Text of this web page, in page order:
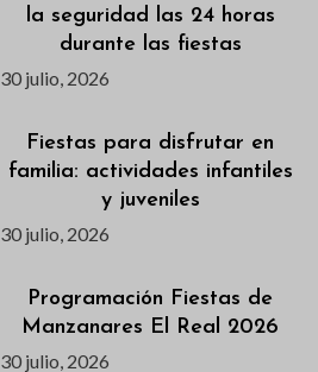
la seguridad las 24 horas
durante las fiestas
30 julio, 2026
Fiestas para disfrutar en
familia: actividades infantiles
y juveniles
30 julio, 2026
Programación Fiestas de
Manzanares El Real 2026
30 julio, 2026